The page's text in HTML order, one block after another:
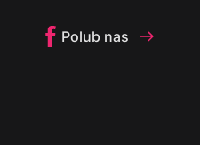
Polub nas